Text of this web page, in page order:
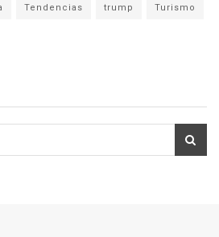
Tendencias trump Turismo